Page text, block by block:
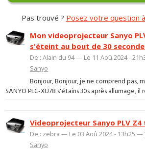
Pas trouvé ? Posez votre question
Mon videoprojecteur Sanyo
s'éteint au bout de 30
De : Alain du 94 — Le 11 Aoû 2024 -
Sanyo
Bonjour, Bonjour, je ne comprend pas,
SANYO PLC-XU78 s'étains 30s après allumage, il
Videoprojecteur Sanyo PLV Z4
De : zebra — Le 03 Aoû 2024 - 13h25 —
Sanyo